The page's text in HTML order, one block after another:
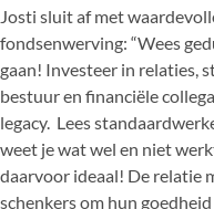
Josti sluit af met
fondsenwerving: “Wees
gaan! Investeer in relaties,
bestuur en financiële
legacy. Lees
weet je wat wel en niet
daarvoor ideaal! De relatie
schenkers om hun